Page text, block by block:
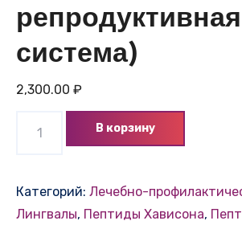
репродуктивная
система)
2,300.00 ₽
лингвал
(мужская
В корзину
Категорий: Лечебно-
Лингвалы, Пептиды Хависона,